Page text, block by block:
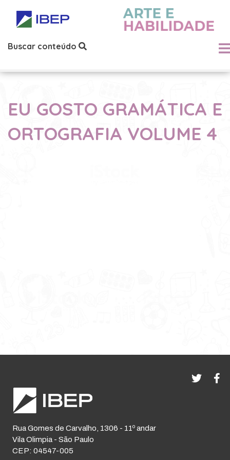
Buscar conteúdo
EU GOSTO GRAMÁTICA E
ORTOGRAFIA VOLUME 4
Rua Gomes de Carvalho, 1306 - 11º andar
Vila Olimpia - São Paulo
CEP: 04547-005